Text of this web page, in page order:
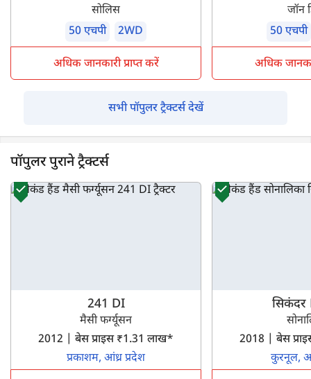
सोलिस
50 एचपी
2WD
अधिक जानकारी प्राप्त करें
जॉन
50 एचपी
अधिक
सभी पॉपुलर ट्रैक्टर्स देखें
पॉपुलर पुराने ट्रैक्टर्स
241 DI
मैसी फर्ग्यूसन
2012 | बेस प्राइस ₹1.31 लाख*
प्रकाशम, आंध्र प्रदेश
सिकंदर
2018 | बेस
कुरनूल,